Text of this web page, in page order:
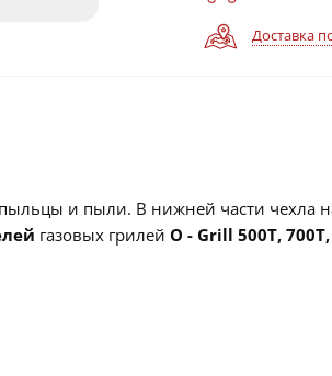
Доставка
и пыли. В нижней части чехла
газовых грилей O - Grill 500Т,